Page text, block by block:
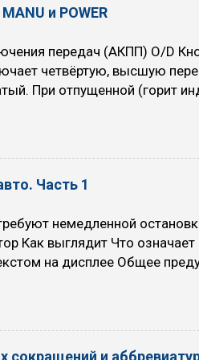
и POWER
передач (АКПП) O/D
четвёртую, высшую
При отпущенной (горит
рекомендуется
O/D, за
режим O/D (O/D
Часть 1
немедленной
Как выглядит Что
на дисплее Общее
Красный
сокращений и